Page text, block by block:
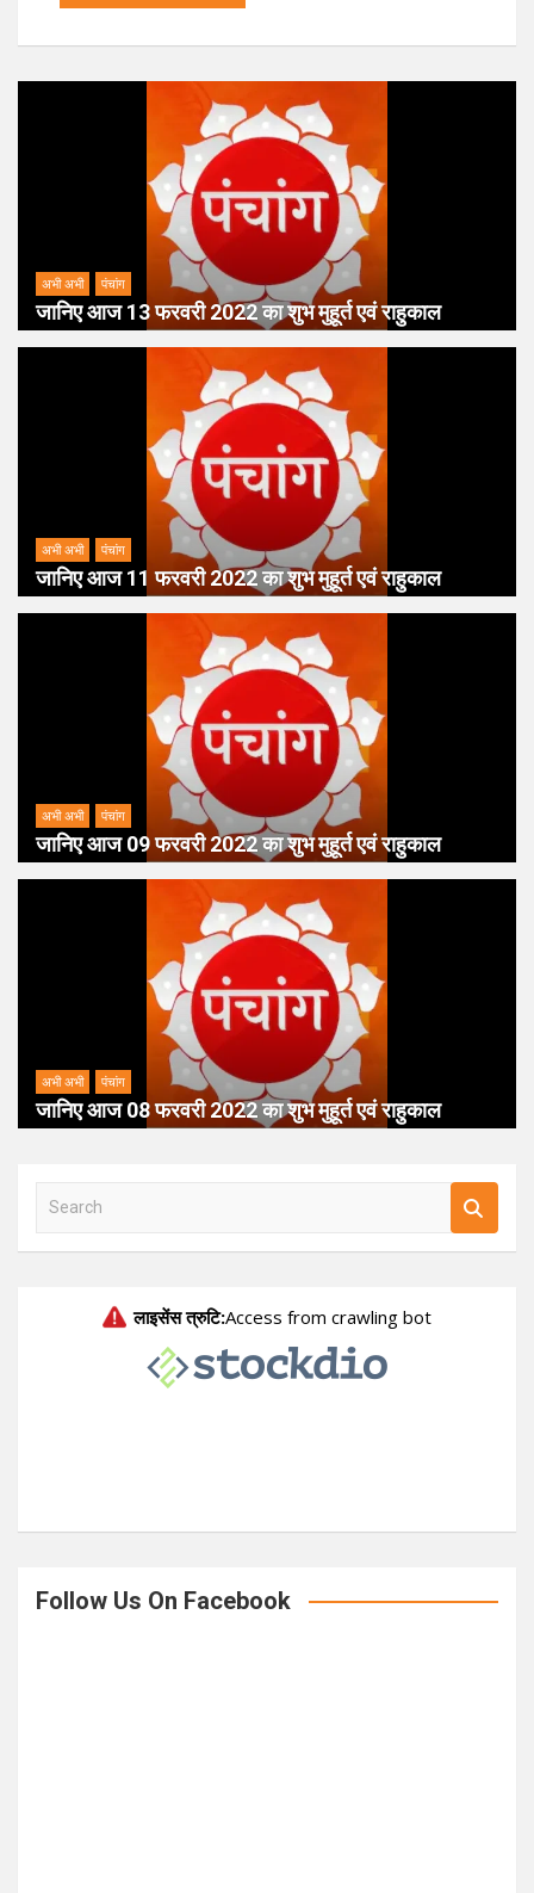
अभी अभी पंचांग
जानिए आज 13 फरवरी 2022 का शुभ मुहूर्त एवं राहुकाल
अभी अभी पंचांग
जानिए आज 11 फरवरी 2022 का शुभ मुहूर्त एवं राहुकाल
अभी अभी पंचांग
जानिए आज 09 फरवरी 2022 का शुभ मुहूर्त एवं राहुकाल
अभी अभी पंचांग
जानिए आज 08 फरवरी 2022 का शुभ मुहूर्त एवं राहुकाल
a
Follow Us On Facebook